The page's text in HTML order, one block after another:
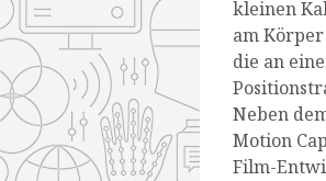
kleinen
am
die an
Neben
Motion
Film-